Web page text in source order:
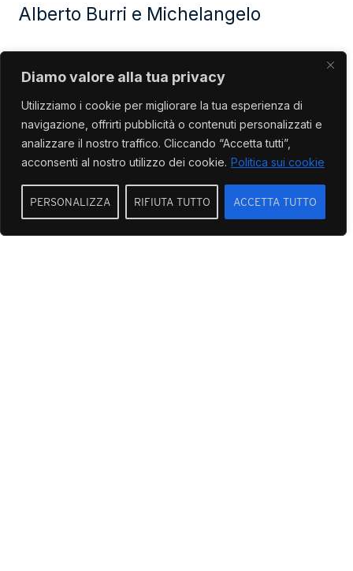
Diamo valore alla tua privacy
Utilizziamo i cookie per migliorare la tua esperienza di
navigazione, offrirti pubblicità o contenuti personalizzati e
analizzare il nostro traffico. Cliccando “Accetta tutti”,
acconsenti al nostro utilizzo dei cookie. Politica sui cookie
PERSONALIZZA RIFIUTA TUTTO ACCETTA TUTTO
Alberto Burri e Michelangelo
Pistoletto a Walter Albini, Missoni e
ACQUISTA ONLINE